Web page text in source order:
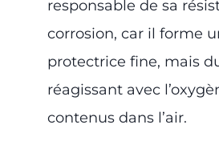
responsable de sa
corrosion, car il forme
protectrice fine, mais
réagissant avec
contenus dans l’air.